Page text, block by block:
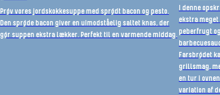
Prøv vores jordskokkesuppe med sprødt bacon og pesto.
Den sprøde bacon giver en uimodståelig saltet knas, der
gør suppen ekstra lækker. Perfekt til en varmende middag.
I denne
ekstra
peberfrugt
Farsbrødet
grillsmag,
en tur i
variation af